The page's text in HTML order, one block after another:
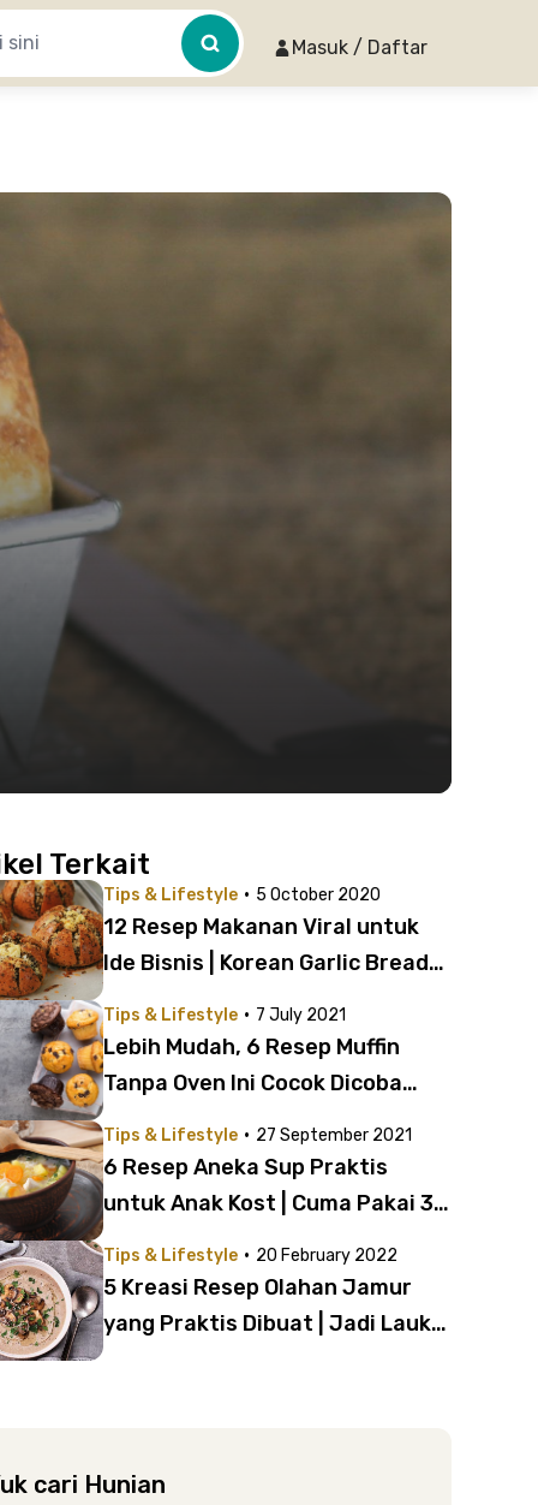
Masuk / Daftar
Terkait
Tips & Lifestyle · 5 October 2020
12 Resep Makanan Viral untuk
Ide Bisnis | Korean Garlic Bread
Tips & Lifestyle · 7 July 2021
Lebih Mudah, 6 Resep Muffin
Tanpa Oven Ini Cocok Dicoba
Tips & Lifestyle · 27 September 2021
6 Resep Aneka Sup Praktis
untuk Anak Kost | Cuma Pakai 3
Tips & Lifestyle · 20 February 2022
5 Kreasi Resep Olahan Jamur
yang Praktis Dibuat | Jadi Lauk
cari Hunian